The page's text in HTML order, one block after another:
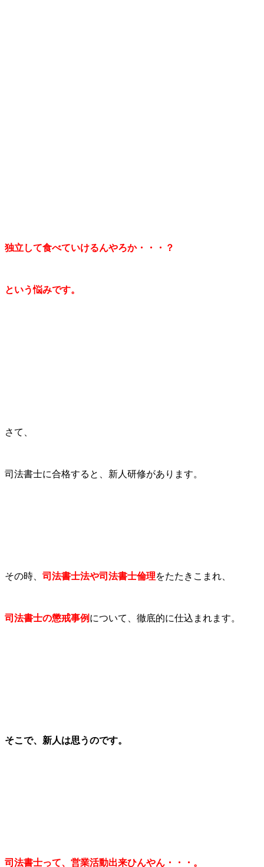
独立して食べていけるんやろか・・・？
という悩みです。
さて、
司法書士に合格すると、新人研修があります。
その時、 司法書士法や司法書士倫理をたたきこまれ、
司法書士の懲戒事例 について、徹底的に仕込まれます。
そこで、新人は思うのです。
司法書士って、営業活動出来ひんやん・・・。